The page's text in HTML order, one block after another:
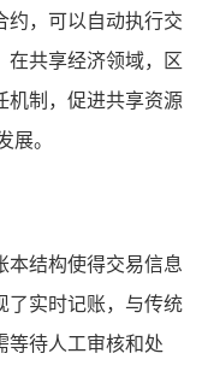
约，可以自动执行交
在共享经济领域，区
机制，促进共享资源
展。
本结构使得交易信息
了实时记账，与传统
等待人工审核和处